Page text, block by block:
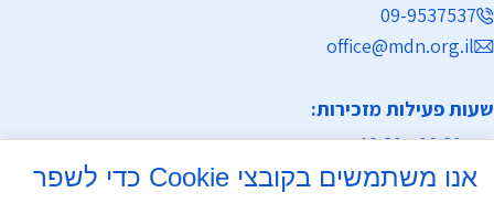
09-9537537
office@mdn.org.il
שעות פעילות מזכירות:
א-ה 08:30 - 12:30
אנו משתמשים בקובצי Cookie כדי לשפר